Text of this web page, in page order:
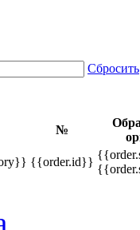
Сбросить
№
{{order.id}}